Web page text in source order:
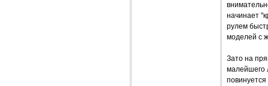
начинает
рулем
моделей с
Зато на
малейшего